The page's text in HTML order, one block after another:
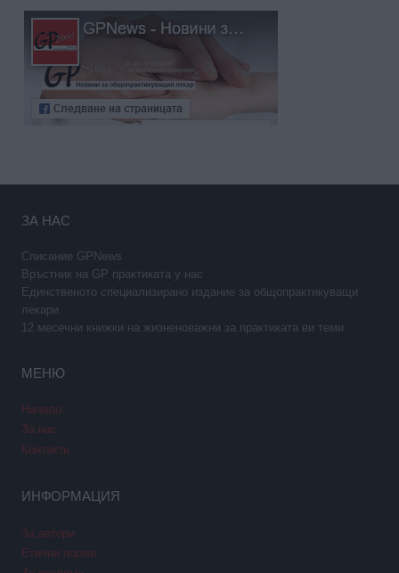
ЗА НАС
Списание GPNews
Връстник на GP практиката у нас
Единственото специализирано издание за общопрактикуващи
лекари
12 месечни книжки на жизненоважни за практиката ви теми
МЕНЮ
Начало
За нас
Контакти
ИНФОРМАЦИЯ
За автори
Етични норми